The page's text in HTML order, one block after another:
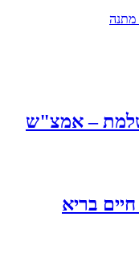
מתנה
– אמצ"ש
בריא